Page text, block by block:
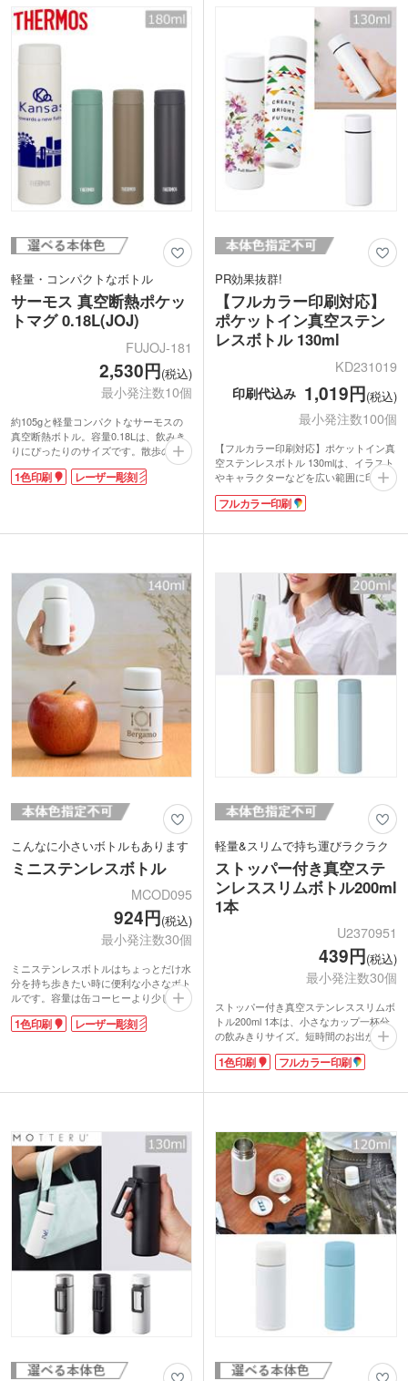
ど、晴れの日を彩る縁起の良いノベルテ
ィとして幅広くご活用いただけます。
能。アパレルショップや美容業界の周年
記念・オープン記念のノベルティにいか
がでしょうか。また、ファングッズや同
人グッズのオリジナルアイテムの制作に
もおすすめです。
軽量・コンパクトなボトル
サーモス 真空断熱ポケッ
トマグ 0.18L(JOJ)
FUJOJ-181
2,530円(税込)
最小発注数10個
約105gと軽量コンパクトなサーモスの
真空断熱ボトル。容量0.18Lは、飲みき
りにぴったりのサイズです。散歩のお供
や薬の服用にもおすすめ。ステンレスで
保温・保冷効果抜群です。シンプルなパ
記念品制作におすすめです。
1色印刷 レーザー彫刻
PR効果抜群!
【フルカラー印刷対応】
ポケットイン真空ステン
レスボトル 130ml
KD231019
印刷代込み 1,019円(税込)
最小発注数100個
【フルカラー印刷対応】ポケットイン真
空ステンレスボトル 130mlは、イラスト
やキャラクターなどを広い範囲に印刷で
きる真空2重構造のボトル。印刷はグラ
デーションや色の濃淡なども思いのまま
ットにも入るスリムタイプ。持ち運びや
保冷保温効果もバッチリ!ちょっとの量
だけ持ち歩きたい時に便利な容量130ml
です。お散歩途中や外出先での水分補給
に便利です。
フルカラー印刷
こんなに小さいボトルもあります
ミニステンレスボトル
MCOD095
924円(税込)
最小発注数30個
ミニステンレスボトルはちょっとだけ水
分を持ち歩きたい時に便利な小さなボト
ルです。容量は缶コーヒーより少し少な
めの約140ml。ちょっと喉を潤したり、
薬を飲むのに丁度良いですね。コンパク
ジナルグッズや、記念品にいかがでしょ
うか。
1色印刷 レーザー彫刻
軽量&スリムで持ち運びラクラク
ストッパー付き真空ステ
ンレススリムボトル200ml
1本
U2370951
439円(税込)
最小発注数30個
ストッパー付き真空ステンレススリムボ
トル200ml 1本は、小さなカップ一杯分
の飲みきりサイズ。短時間のお出かけや
ウォーキングで一口飲みたい時にぴった
り!スリムボディで鞄に入れやすいの
便利です。
るっと大きく印刷できるので販促効果が
あります。本体色は優しいパステルカラ
ーのブラウン・グリーン・ブルーの3色
取混ぜです。落ち着いたカラーリングで
名入れも映えます。女性向けアパレルシ
ョップのオープン記念品やコスメの購入
特典、ノベルティにおすすめです。
1色印刷 フルカラー印刷